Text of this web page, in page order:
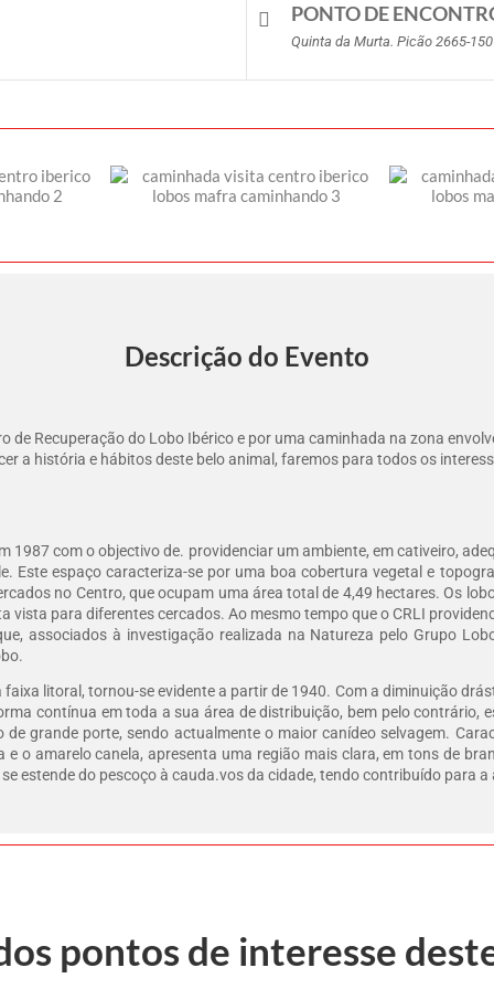
PONTO DE
Quinta da Murta. Picão 2665-
Descrição do Evento
Recuperação do Lobo Ibérico e por uma caminhada na zona
a história e hábitos deste belo animal, faremos para todos os
1987 com o objectivo de. providenciar um ambiente, em cativeiro,
Este espaço caracteriza-se por uma boa cobertura vegetal e
no Centro, que ocupam uma área total de 4,49 hectares. Os
para diferentes cercados. Ao mesmo tempo que o CRLI
associados à investigação realizada na Natureza pelo Grupo
litoral, tornou-se evidente a partir de 1940. Com a diminuição
contínua em toda a sua área de distribuição, bem pelo
grande porte, sendo actualmente o maior canídeo selvagem.
o amarelo canela, apresenta uma região mais clara, em tons de
estende do pescoço à cauda.vos da cidade, tendo contribuído para
pontos de interesse